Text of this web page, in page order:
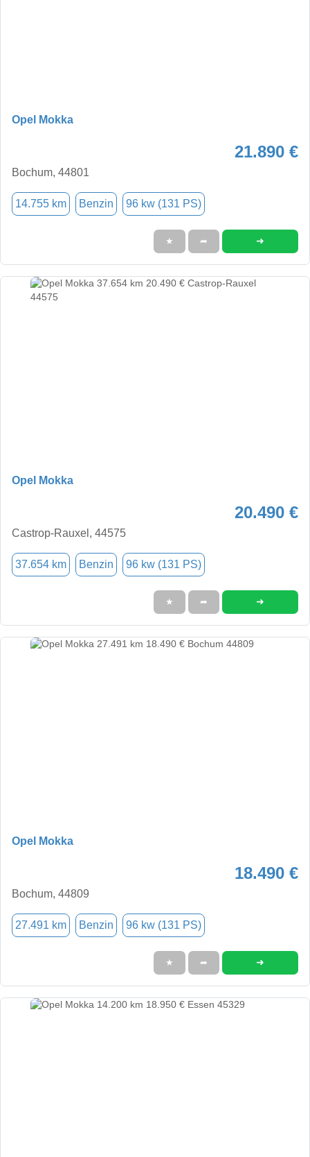
Opel Mokka
21.890 €
Bochum, 44801
14.755 km Benzin 96 kw (131 PS)
★ ➦ ➜
Opel Mokka
20.490 €
Castrop-Rauxel, 44575
37.654 km Benzin 96 kw (131 PS)
★ ➦ ➜
Opel Mokka
18.490 €
Bochum, 44809
27.491 km Benzin 96 kw (131 PS)
★ ➦ ➜